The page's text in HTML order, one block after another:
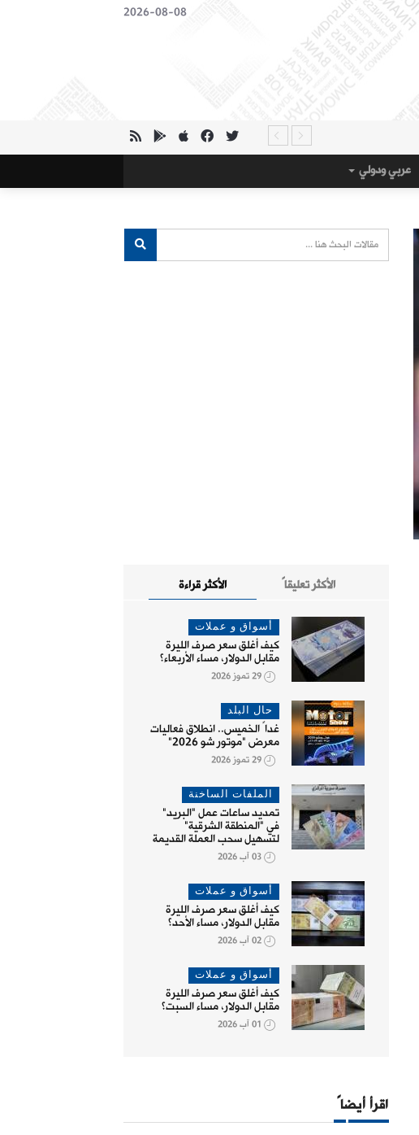
2026-08-08
عربي ودولي
الأكثر قراءة الأكثر تعليقاً
أسواق و عملات
كيف أغلق سعر صرف الليرة
مقابل الدولار، مساء الأربعاء؟
29 تموز 2026
حال البلد
غداً الخميس.. انطلاق فعاليات
معرض "موتور شو 2026"
29 تموز 2026
الملفات الساخنة
تمديد ساعات عمل "البريد"
في "المنطقة الشرقية"
لتسهيل سحب العملة القديمة
03 آب 2026
أسواق و عملات
كيف أغلق سعر صرف الليرة
مقابل الدولار، مساء الأحد؟
02 آب 2026
أسواق و عملات
كيف أغلق سعر صرف الليرة
مقابل الدولار، مساء السبت؟
01 آب 2026
اقرأ أيضاً